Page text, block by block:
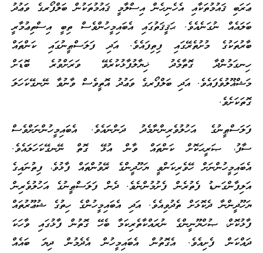
ޢަރަބި ޤައުމުތަކާއި އެހެނިހެން އިސްލާމީ ޤައުމުތަކުން ބަލްފޯރގެ ވަޢުދު
ބަލައެއް ނުގަނެއެވެ. ޙަޤީޤަތުގައި އެބައިމީހުންވެސް ތިބީ އިސްތިޢުމާރީ
ބާރުތަކުގެ މުށުތެރޭގައި ފިތިފައެވެ. އަދި ފަލަސްޠީނުގައި ކަންތައް
ހިނގަމުންދާ ގޮތާމެދު ޚިޔާލުފާޅުކުރެވޭ ވަރަށްވުރެ ބޮޑަށް
މަޝްޣޫލުވެފައެވެ. އަދި ބަލްފޯރގެ ވަޢުދު އޮތީވެސް ވާނުވާ ނޭނގޭކަހަލަ
ގޮތަކަށެވެ.
ފަލަސްޠީނުގެ އަހުލުވެރިންނާމެދު ދަންނައެވެ. އެބައިމީހުންނަށްވެސް
ސާފު، ޞަރީޙަކޮށް ކަންތައް ވާން އުޅޭ ގޮތް ނޭނގޭކަހަލައެވެ.
އެބައިމީހުންނަށް ހޭވެރިކަންވީ ޔަހޫދީންގެ ރޭވުންތައް ފާޅުވެ، ފިތުނައިގެ
އަލިފާންގަނޑު ފެތުރެން ފެށުމުންނެވެ. ދެން ފަލަސްޠީނުގެ އަހުލުވެރިން
ޔަހޫދީންނާ ދެކޮޅަށް ތެދުވިއެވެ. އަދި އެބައިމީހުންގެ ހިތުގެ ޝުޢޫރުތައް
ފާޅުކޮށް، ޞުހްޔޫނީންގެ ނުރައްކާތެރިކަމާ ބެހޭ ގޮތުން ފާޅުގައި ވާހަކަ
ދައްކަން ފެށިއެވެ. އެގޮތުން އެބައިމީހުން އެދެމުން ދިޔަ ބައެއް